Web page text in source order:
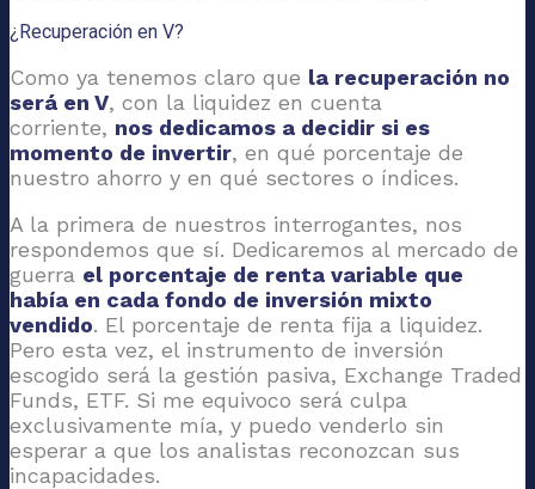
¿Recuperación en V?
Como ya tenemos claro que la recuperación no
será en V, con la liquidez en cuenta
corriente, nos dedicamos a decidir si es
momento de invertir, en qué porcentaje de
nuestro ahorro y en qué sectores o índices.
A la primera de nuestros interrogantes, nos
respondemos que sí. Dedicaremos al mercado de
guerra el porcentaje de renta variable que
había en cada fondo de inversión mixto
vendido. El porcentaje de renta fija a liquidez.
Pero esta vez, el instrumento de inversión
escogido será la gestión pasiva, Exchange Traded
Funds, ETF. Si me equivoco será culpa
exclusivamente mía, y puedo venderlo sin
esperar a que los analistas reconozcan sus
incapacidades.